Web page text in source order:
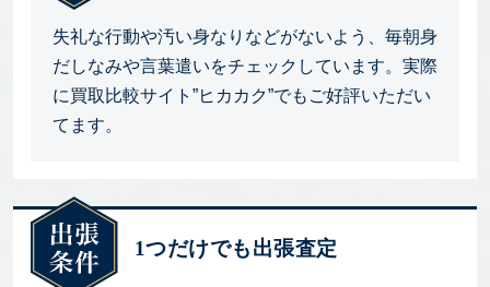
失礼な行動や汚い身なりなどがないよう、毎朝身
だしなみや言葉遣いをチェックしています。実際
に買取比較サイト”ヒカカク”でもご好評いただい
てます。
1つだけでも出張査定